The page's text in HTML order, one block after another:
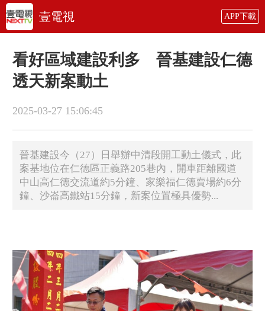
壹電視 APP下載
看好區域建設利多 晉基建設仁德
透天新案動土
2025-03-27 15:06:45
晉基建設今（27）日舉辦中清段開工動土儀式，此
案基地位在仁德區正義路205巷內，開車距離國道
中山高仁德交流道約5分鐘、家樂福仁德賣場約6分
鐘、沙崙高鐵站15分鐘，新案位置極具優勢...